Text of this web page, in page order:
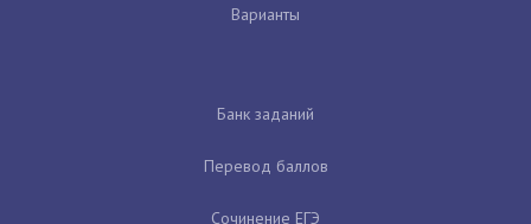
Варианты
Банк заданий
Перевод баллов
Сочинение ЕГЭ